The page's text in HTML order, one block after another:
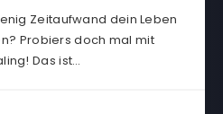
Zeitaufwand dein Leben
Probiers doch mal mit
Das ist…